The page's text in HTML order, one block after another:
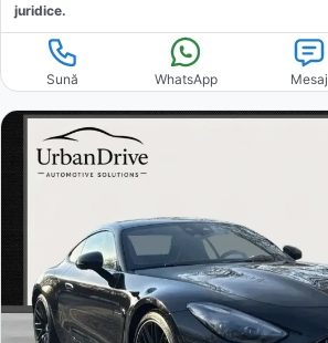
juridice.
Sună WhatsApp Mesaj